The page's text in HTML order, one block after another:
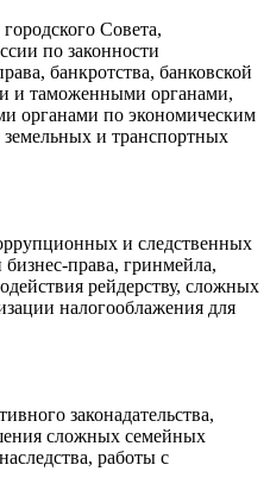
Совета,
по законности
банкротства, банковской
и таможенными органами,
органами по экономическим
и транспортных
и следственных
права, гринмейла,
рейдерству, сложных
налогооблажения для
законадательства,
сложных семейных
работы с